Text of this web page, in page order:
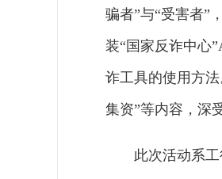
骗者”与“受害者”
装“国家反诈中心
诈工具的使用方
集资”等内容，深
此次活动系